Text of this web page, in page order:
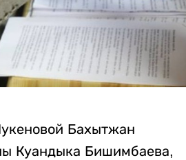
Бахытжан
Куандыка Бишимбаева,